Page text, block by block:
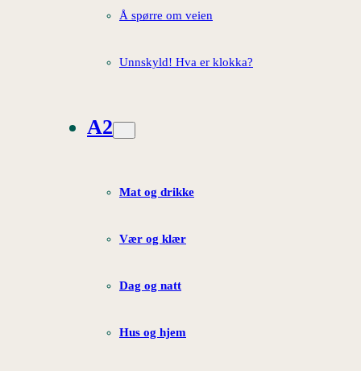
Å spørre om veien
Unnskyld! Hva er klokka?
A2
Mat og drikke
Vær og klær
Dag og natt
Hus og hjem